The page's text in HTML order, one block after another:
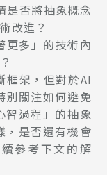
否將抽象概念
改進？
多」的技術內
框架，但對於AI
別關注如何避免
智過程」的抽象
，是否還有機會
參考下文的解